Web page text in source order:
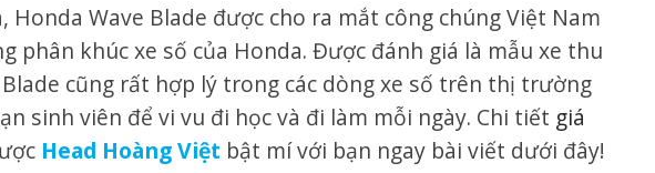
Honda Wave Blade được cho ra mắt công chúng Việt Nam
phân khúc xe số của Honda. Được đánh giá là mẫu xe thu
cũng rất hợp lý trong các dòng xe số trên thị trường
sinh viên để vi vu đi học và đi làm mỗi ngày. Chi tiết giá
Head Hoàng Việt bật mí với bạn ngay bài viết dưới đây!